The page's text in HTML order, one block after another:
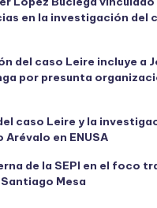
en la investigación del
del caso Leire incluye a
por presunta
caso Leire y la
en ENUSA
de la SEPI en el foco
Mesa